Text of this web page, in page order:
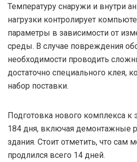
Температуру снаружи и внутри
нагрузки контролирует
параметры в зависимости от
среды. В случае повреждения
необходимости проводить
достаточно специального клея,
набор поставки.
Подготовка нового комплекса к
184 дня, включая демонтажные
здания. Стоит отметить, что сам
продлился всего 14 дней.